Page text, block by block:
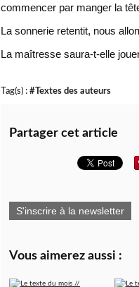
commencer par manger la
La sonnerie retentit, nous
La maîtresse saura-t-elle
Tag(s) : #Textes des auteurs
Partager cet article
S'inscrire à la newsletter
Vous aimerez aussi :